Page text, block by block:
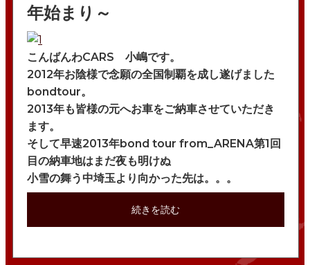
POLISH
bond NAGOYA
bond Plus
bond Body
bond Body QUICK SERVICE
bond GLASS
沿革
年始まり～
こんばんわCARS 小嶋です。
2012年お陰様で念願の全国制覇を成し遂げました
bondtour。
2013年も皆様の元へお車をご納車させていただき
ます。
そして早速2013年bond tour from_ARENA第1回
目の納車地はまだ夜も明けぬ
小雪の舞う中埼玉より向かった先は。。。
続きを読む